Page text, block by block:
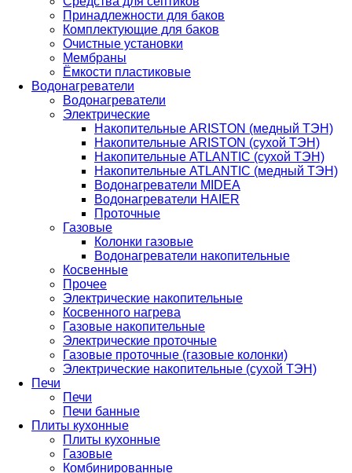
Принадлежности для баков
Комплектующие для баков
Очистные установки
Мембраны
Ёмкости пластиковые
Водонагреватели
Водонагреватели
Электрические
Накопительные ARISTON (медный ТЭН)
Накопительные ARISTON (сухой ТЭН)
Накопительные ATLANTIC (сухой ТЭН)
Накопительные ATLANTIC (медный ТЭН)
Водонагреватели MIDEA
Водонагреватели HAIER
Проточные
Газовые
Колонки газовые
Водонагреватели накопительные
Косвенные
Прочее
Электрические накопительные
Косвенного нагрева
Газовые накопительные
Электрические проточные
Газовые проточные (газовые колонки)
Электрические накопительные (сухой ТЭН)
Печи
Печи
Печи банные
Плиты кухонные
Плиты кухонные
Газовые
Комбинированные